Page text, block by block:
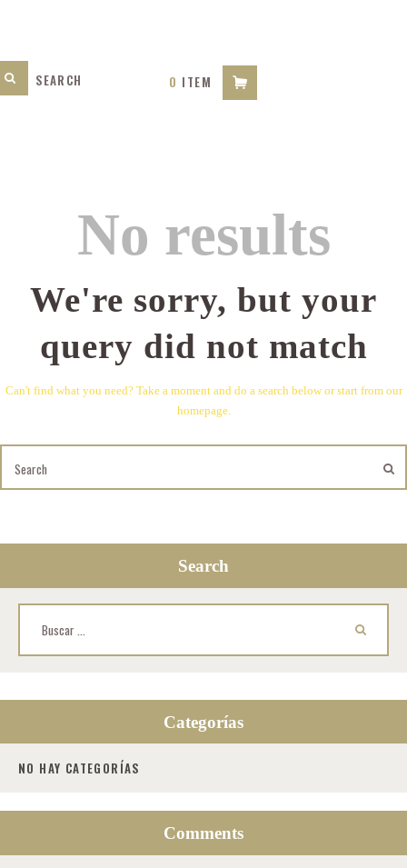
0 ITEM
No results
We're sorry, but your
query did not match
Can't find what you need? Take a moment and do a search below or start from our
homepage.
Search
Categorías
NO HAY CATEGORÍAS
Comments